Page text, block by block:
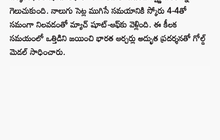
గెలుచుకుంది. నాలుగు సెట్ల ముగిసే సమయానికి స్కోరు 4-4తో
సమంగా నిలవడంతో మ్యాచ్ షూట్-ఆఫ్‌కు వెళ్లింది. ఈ కీలక
సమయంలో ఒత్తిడిని జయించి భారత ఆర్చర్లు అద్భుత ప్రదర్శనతో గోల్డ్
మెడల్ సాధించారు.